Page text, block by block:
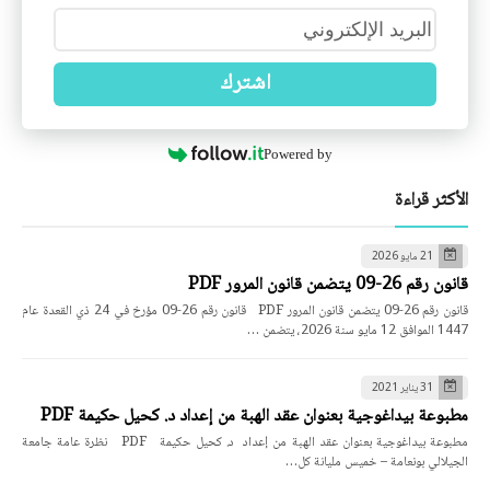
اشترك
Powered by
الأكثر قراءة
21 مايو 2026
قانون رقم 26-09 يتضمن قانون المرور PDF
قانون رقم 26-09 يتضمن قانون المرور PDF قانون رقم 26-09 مؤرخ في 24 ذي القعدة عام
1447 الموافق 12 مايو سنة 2026، يتضمن …
31 يناير 2021
مطبوعة بيداغوجية بعنوان عقد الهبة من إعداد د. كحيل حكيمة PDF
مطبوعة بيداغوجية بعنوان عقد الهبة من إعداد د. كحيل حكيمة PDF نظرة عامة جامعة
الجيلالي بونعامة – خميس مليانة كل…